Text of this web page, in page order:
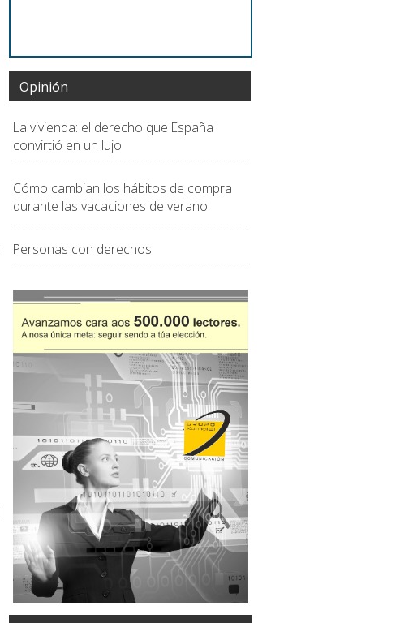
Opinión
La vivienda: el derecho que España
convirtió en un lujo
Cómo cambian los hábitos de compra
durante las vacaciones de verano
Personas con derechos